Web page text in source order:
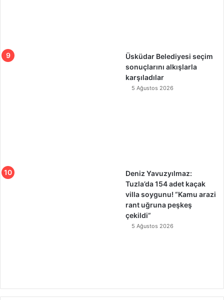
Üsküdar Belediyesi seçim
sonuçlarını alkışlarla
karşıladılar
5 Ağustos 2026
Deniz Yavuzyılmaz:
Tuzla’da 154 adet kaçak
villa soygunu! “Kamu arazi
rant uğruna peşkeş
çekildi”
5 Ağustos 2026